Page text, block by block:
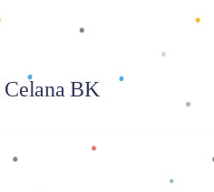
BK